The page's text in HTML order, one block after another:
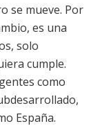
se mueve. Por
es una
solo
cumple.
como
España.